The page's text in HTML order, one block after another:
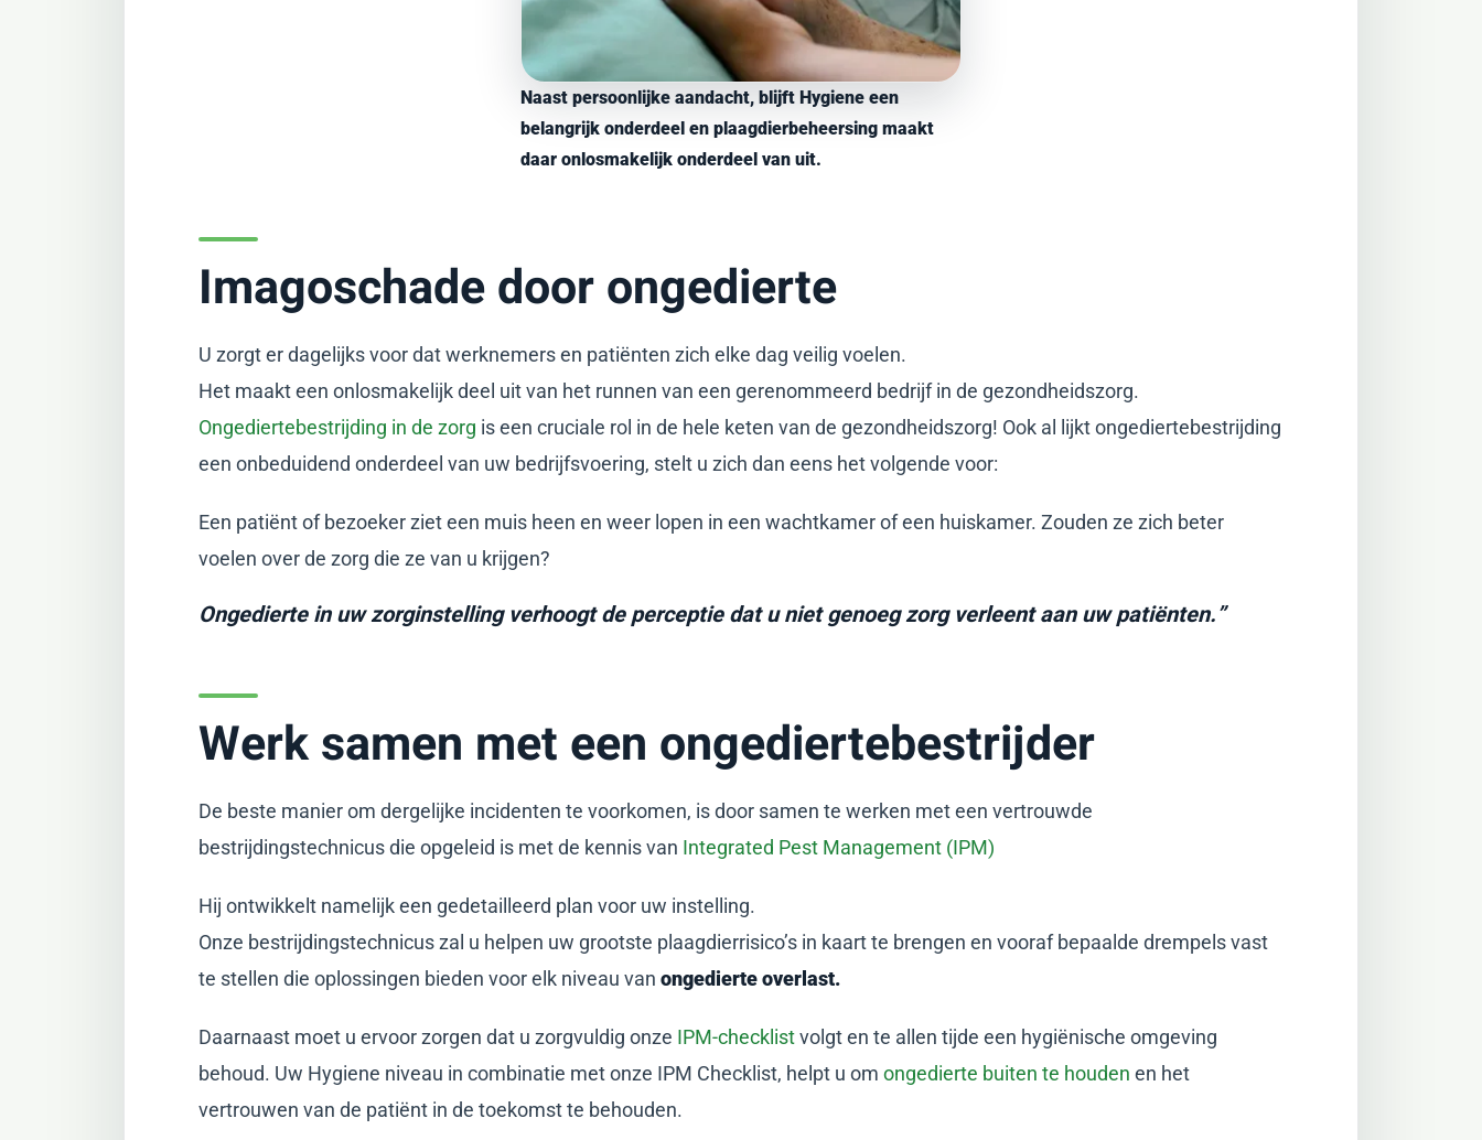
Naast persoonlijke aandacht, blijft Hygiene een
belangrijk onderdeel en plaagdierbeheersing maakt
daar onlosmakelijk onderdeel van uit.
Imagoschade door ongedierte
U zorgt er dagelijks voor dat werknemers en patiënten zich elke dag veilig voelen.
Het maakt een onlosmakelijk deel uit van het runnen van een gerenommeerd bedrijf in de gezondheidszorg.
Ongediertebestrijding in de zorg is een cruciale rol in de hele keten van de gezondheidszorg! Ook al lijkt ongediertebestrijding
een onbeduidend onderdeel van uw bedrijfsvoering, stelt u zich dan eens het volgende voor:
Een patiënt of bezoeker ziet een muis heen en weer lopen in een wachtkamer of een huiskamer. Zouden ze zich beter
voelen over de zorg die ze van u krijgen?
Ongedierte in uw zorginstelling verhoogt de perceptie dat u niet genoeg zorg verleent aan uw patiënten.”
Werk samen met een ongediertebestrijder
De beste manier om dergelijke incidenten te voorkomen, is door samen te werken met een vertrouwde
bestrijdingstechnicus die opgeleid is met de kennis van Integrated Pest Management (IPM)
Hij ontwikkelt namelijk een ​​gedetailleerd plan voor uw instelling.
Onze bestrijdingstechnicus zal u helpen uw grootste plaagdierrisico’s in kaart te brengen en vooraf bepaalde drempels vast
te stellen die oplossingen bieden voor elk niveau vanongedierte overlast.
Daarnaast moet u ervoor zorgen dat u zorgvuldig onze IPM-checklistvolgt en te allen tijde een hygiënische omgeving
behoud. Uw Hygiene niveau in combinatie met onze IPM Checklist, helpt u omongedierte buiten te houden en het
vertrouwen van de patiënt in de toekomst te behouden.